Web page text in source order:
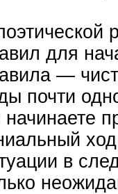
для
—
почти
начинаете
в